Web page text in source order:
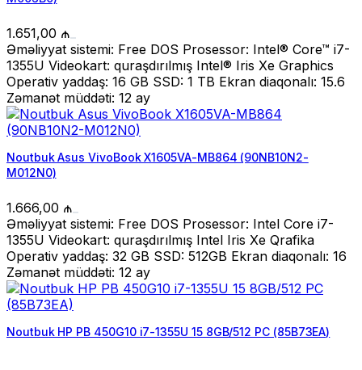
1.651,00 ₼
Əməliyyat sistemi: Free DOS Prosessor: Intel® Core™ i7-
1355U Videokart: quraşdırılmış Intel® Iris Xe Graphics
Operativ yaddaş: 16 GB SSD: 1 TB Ekran diaqonalı: 15.6
Zəmanət müddəti: 12 ay
Noutbuk Asus VivoBook X1605VA-MB864 (90NB10N2-
M012N0)
1.666,00 ₼
Əməliyyat sistemi: Free DOS Prosessor: Intel Core i7-
1355U Videokart: quraşdırılmış Intel Iris Xe Qrafika
Operativ yaddaş: 32 GB SSD: 512GB Ekran diaqonalı: 16
Zəmanət müddəti: 12 ay
Noutbuk HP PB 450G10 i7-1355U 15 8GB/512 PC (85B73EA)